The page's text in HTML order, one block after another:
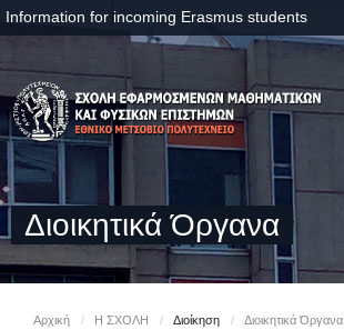
Information for incoming Erasmus students
Διοικητικά Όργανα
Αρχική / Η ΣΧΟΛΗ / Διοίκηση / Διοικητικά Όργανα